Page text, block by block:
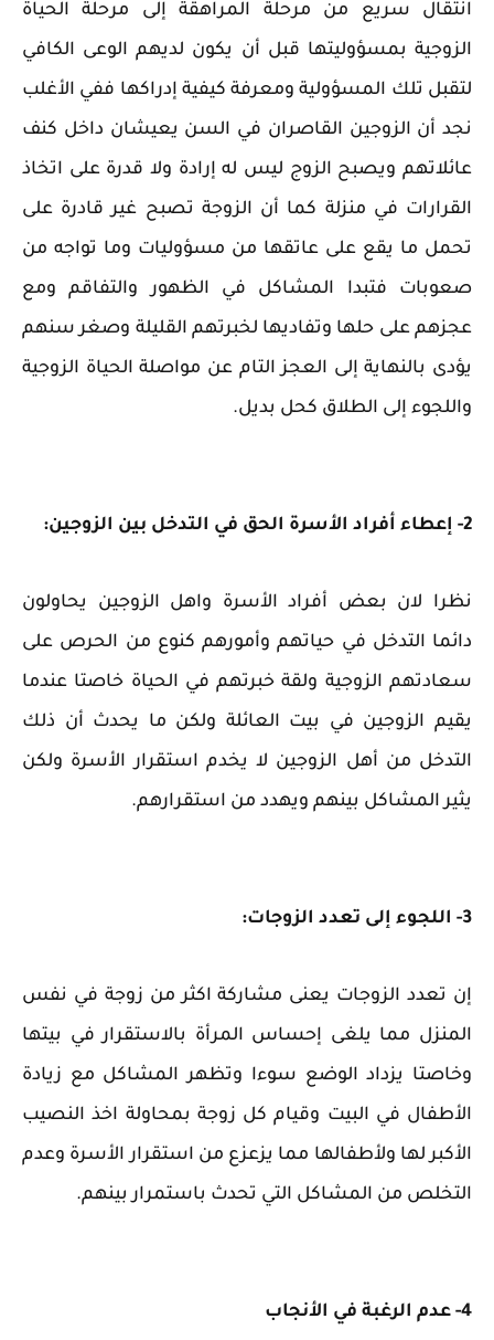
انتقال سريع من مرحلة المراهقة إلى مرحلة الحياة
الزوجية بمسؤوليتها قبل أن يكون لديهم الوعى الكافي
لتقبل تلك المسؤولية ومعرفة كيفية إدراكها ففي الأغلب
نجد أن الزوجين القاصران في السن يعيشان داخل كنف
عائلاتهم ويصبح الزوج ليس له إرادة ولا قدرة على اتخاذ
القرارات في منزلة كما أن الزوجة تصبح غير قادرة على
تحمل ما يقع على عاتقها من مسؤوليات وما تواجه من
صعوبات فتبدا المشاكل في الظهور والتفاقم ومع
عجزهم على حلها وتفاديها لخبرتهم القليلة وصغر سنهم
يؤدى بالنهاية إلى العجز التام عن مواصلة الحياة الزوجية
واللجوء إلى الطلاق كحل بديل.
2- إعطاء أفراد الأسرة الحق في التدخل بين الزوجين:
نظرا لان بعض أفراد الأسرة واهل الزوجين يحاولون
دائما التدخل في حياتهم وأمورهم كنوع من الحرص على
سعادتهم الزوجية ولقة خبرتهم في الحياة خاصتا عندما
يقيم الزوجين في بيت العائلة ولكن ما يحدث أن ذلك
التدخل من أهل الزوجين لا يخدم استقرار الأسرة ولكن
يثير المشاكل بينهم ويهدد من استقرارهم.
3- اللجوء إلى تعدد الزوجات:
إن تعدد الزوجات يعنى مشاركة اكثر من زوجة في نفس
المنزل مما يلغى إحساس المرأة بالاستقرار في بيتها
وخاصتا يزداد الوضع سوءا وتظهر المشاكل مع زيادة
الأطفال في البيت وقيام كل زوجة بمحاولة اخذ النصيب
الأكبر لها ولأطفالها مما يزعزع من استقرار الأسرة وعدم
التخلص من المشاكل التي تحدث باستمرار بينهم.
4- عدم الرغبة في الأنجاب